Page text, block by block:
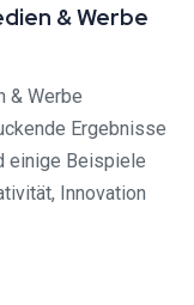
& Werbe
& Werbe
Ergebnisse
einige Beispiele
Innovation